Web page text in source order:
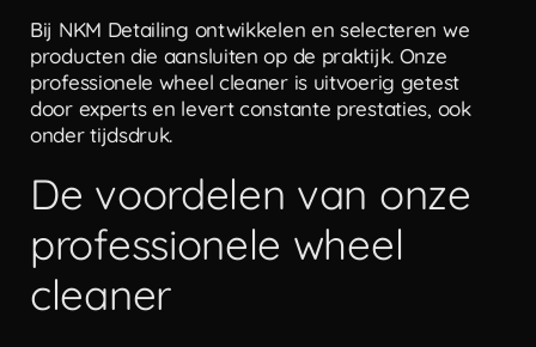
Bij NKM Detailing ontwikkelen en selecteren we
producten die aansluiten op de praktijk. Onze
professionele wheel cleaner is uitvoerig getest
door experts en levert constante prestaties, ook
onder tijdsdruk.
De voordelen van onze
professionele wheel
cleaner